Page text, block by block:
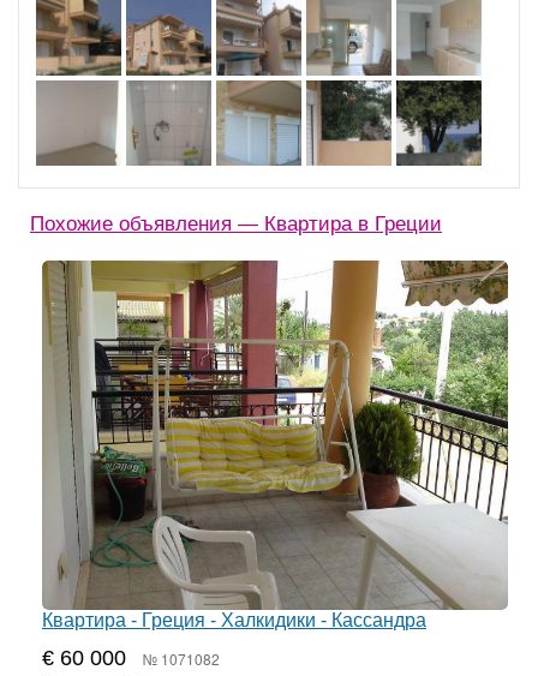
Похожие объявления — Квартира в Греции
Квартира - Греция - Халкидики - Кассандра
€ 60 000 № 1071082